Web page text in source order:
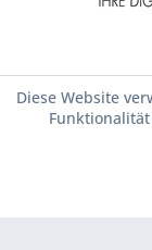
1805
Diese Website